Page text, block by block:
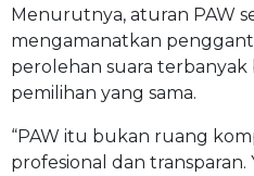
Menurutnya, aturan PAW
mengamanatkan
perolehan suara
pemilihan yang sama.
“PAW itu bukan ruang
profesional dan